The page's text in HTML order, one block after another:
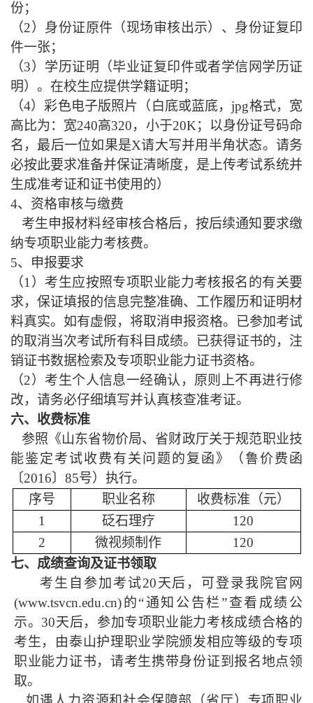
份；
（2）身份证原件（现场审核出示）、身份证复印
件一张；
（3）学历证明（毕业证复印件或者学信网学历证
明）。在校生应提供学籍证明；
（4）彩色电子版照片（白底或蓝底，jpg格式，宽
高比为：宽240高320，小于20K；以身份证号码命
名，最后一位如果是X请大写并用半角状态。请务
必按此要求准备并保证清晰度，是上传考试系统并
生成准考证和证书使用的）
4、资格审核与缴费
考生申报材料经审核合格后，按后续通知要求缴
纳专项职业能力考核费。
5、申报要求
（1）考生应按照专项职业能力考核报名的有关要
求，保证填报的信息完整准确、工作履历和证明材
料真实。如有虚假，将取消申报资格。已参加考试
的取消当次考试所有科目成绩。已获得证书的，注
销证书数据检索及专项职业能力证书资格。
（2）考生个人信息一经确认，原则上不再进行修
改，请务必仔细填写并认真核查准考证。
六、收费标准
参照《山东省物价局、省财政厅关于规范职业技
能鉴定考试收费有关问题的复函》（鲁价费函
〔2016〕85号）执行。
序号
职业名称
收费标准（元）
1
砭石理疗
120
2
微视频制作
120
七、成绩查询及证书领取
考生自参加考试20天后，可登录我院官网
(www.tsvcn.edu.cn)的“通知公告栏”查看成绩公
示。30天后，参加专项职业能力考核成绩合格的
考生，由泰山护理职业学院颁发相应等级的专项
职业能力证书，请考生携带身份证到报名地点领
取。